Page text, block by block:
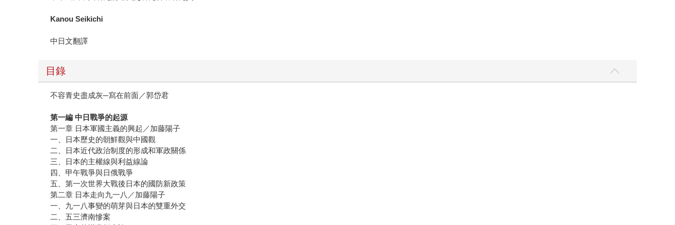
Kanou Seikichi
中日文翻譯
目錄
不容青史盡成灰─寫在前面／郭岱君
第一編 中日戰爭的起源
第一章 日本軍國主義的興起／加藤陽子
一、日本歷史的朝鮮觀與中國觀
二、日本近代政治制度的形成和軍政關係
三、日本的主權線與利益線論
四、甲午戰爭與日俄戰爭
五、第一次世界大戰後日本的國防新政策
第二章 日本走向九一八／加藤陽子
一、九一八事變的萌芽與日本的雙重外交
二、五三濟南慘案